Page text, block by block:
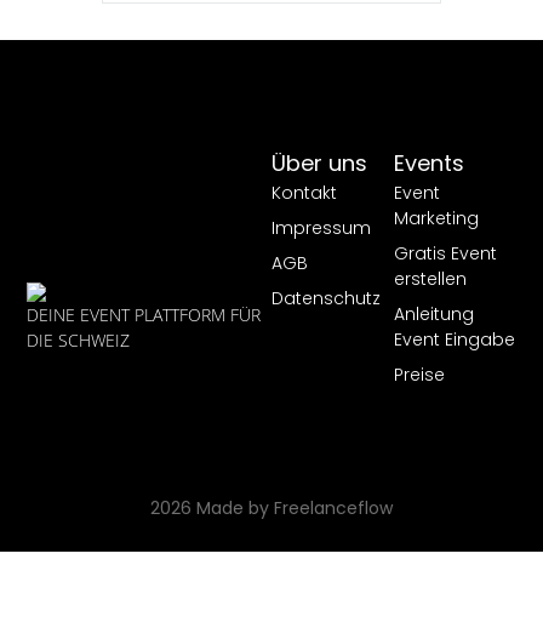
DEINE EVENT PLATTFORM FÜR
DIE SCHWEIZ
Events
Event
Marketing
Gratis Event
erstellen
Anleitung
Event Eingabe
Preise
Über uns
Kontakt
Impressum
AGB
Datenschutz
2026 Made by Freelanceflow